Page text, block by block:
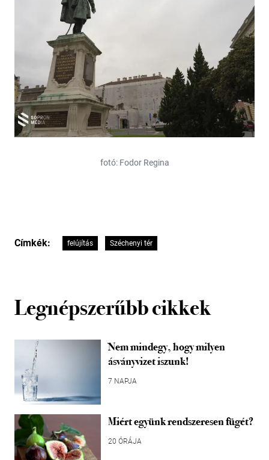
fotó: Fodor Regina
Címkék: felújítás Széchenyi tér
Legnépszerűbb cikkek
Nem mindegy, hogy milyen
ásványvizet iszunk!
7 NAPJA
Miért együnk rendszeresen fügét?
20 ÓRÁJA